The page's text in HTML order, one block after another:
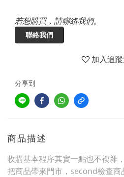
若想購買，請聯絡我們。
聯絡我們
加入追
分享到
商品描述
收購基本程序其實一點也不複雜
把商品帶來門市，second檢查